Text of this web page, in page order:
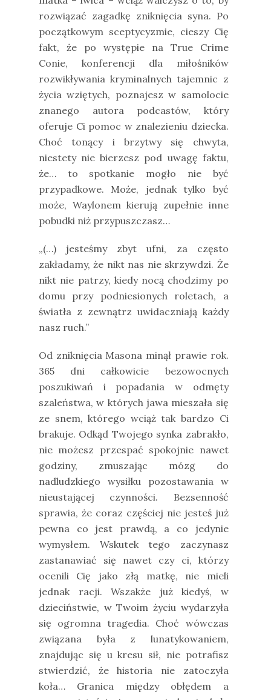
rozwiązać zagadkę zniknięcia syna. Po
początkowym sceptycyzmie, cieszy Cię
fakt, że po występie na True Crime
Conie, konferencji dla miłośników
rozwikływania kryminalnych tajemnic z
życia wziętych, poznajesz w samolocie
znanego autora podcastów, który
oferuje Ci pomoc w znalezieniu dziecka.
Choć tonący i brzytwy się chwyta,
niestety nie bierzesz pod uwagę faktu,
że… to spotkanie mogło nie być
przypadkowe. Może, jednak tylko być
może, Waylonem kierują zupełnie inne
pobudki niż przypuszczasz…
„(…) jesteśmy zbyt ufni, za często
zakładamy, że nikt nas nie skrzywdzi. Że
nikt nie patrzy, kiedy nocą chodzimy po
domu przy podniesionych roletach, a
światła z zewnątrz uwidaczniają każdy
nasz ruch.”
Od zniknięcia Masona minął prawie rok.
365 dni całkowicie bezowocnych
poszukiwań i popadania w odmęty
szaleństwa, w których jawa mieszała się
ze snem, którego wciąż tak bardzo Ci
brakuje. Odkąd Twojego synka zabrakło,
nie możesz przespać spokojnie nawet
godziny, zmuszając mózg do
nadludzkiego wysiłku pozostawania w
nieustającej czynności. Bezsenność
sprawia, że coraz częściej nie jesteś już
pewna co jest prawdą, a co jedynie
wymysłem. Wskutek tego zaczynasz
zastanawiać się nawet czy ci, którzy
ocenili Cię jako złą matkę, nie mieli
jednak racji. Wszakże już kiedyś, w
dzieciństwie, w Twoim życiu wydarzyła
się ogromna tragedia. Choć wówczas
związana była z lunatykowaniem,
znajdując się u kresu sił, nie potrafisz
stwierdzić, że historia nie zatoczyła
koła… Granica między obłędem a